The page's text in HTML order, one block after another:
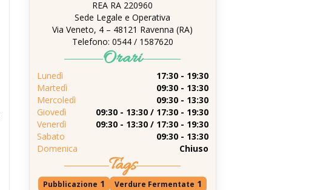
REA RA 220960
Sede Legale e Operativa
Via Veneto, 4 – 48121 Ravenna (RA)
Telefono: 0544 / 1587620
Orari
Lunedì
17:30 - 19:30
Martedì
09:30 - 13:30
Mercoledì
09:30 - 13:30
Giovedì
09:30 - 13:30 / 17:30 - 19:30
Venerdì
09:30 - 13:30 / 17:30 - 19:30
Sabato
09:30 - 13:30
Domenica
Chiuso
Tags
Pubblicazione 1 Verdure Fermentate 1